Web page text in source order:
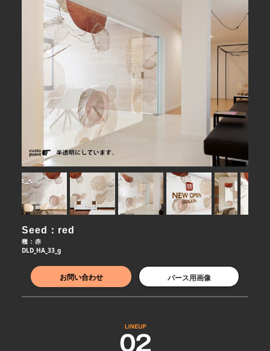
Seed：red
種：赤
DLD_HA_33_g
お問い合わせ パース用画像